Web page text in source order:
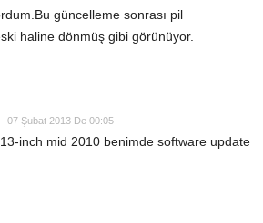
güncelleme sonrası pil
haline dönmüş gibi görünüyor.
07 Şubat 2013 De 00:05
inch mid 2010 benimde software update